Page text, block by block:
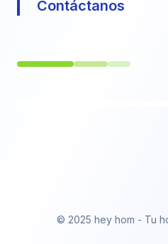
Contáctanos
© 2025 hey hom - Tu